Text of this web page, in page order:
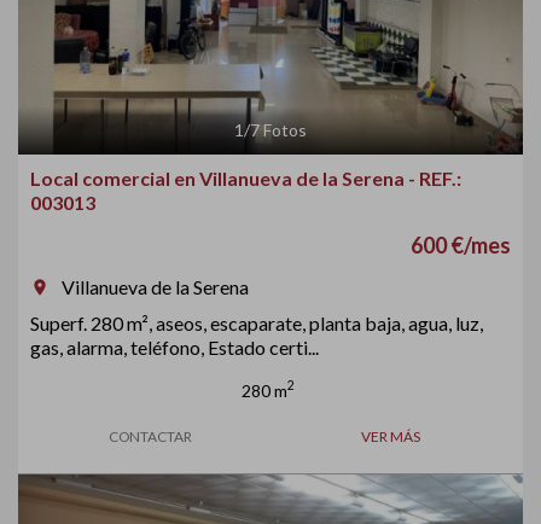
1/7Fotos
Local comercial en Villanueva de la Serena - REF.:
003013
600 €/mes
room
Villanueva de la Serena
Superf. 280 m², aseos, escaparate, planta baja, agua, luz,
gas, alarma, teléfono, Estado certi...
280 m2
CONTACTAR VER MÁS
Previous Next